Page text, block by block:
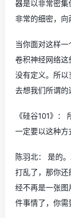
器是以非常密集
非常的细密，向
当你面对这样
卷积神经网络
没有定义。所
去想我们所谓的
《硅谷101》
一定要以这种方
陈羽北： 是的
打乱了，那你
经不再是一张
件事情了，你需